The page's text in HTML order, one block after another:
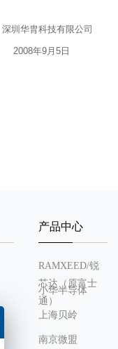
限公司
5日
产品中心
RAMXEED/锐
芯达（原富士
通）
小华半导体
上海贝岭
南京微盟